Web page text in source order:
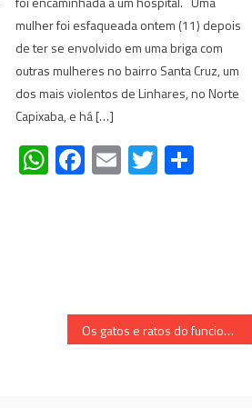
mulher foi esfaqueada ontem (11) depois
de ter se envolvido em uma briga com
outras mulheres no bairro Santa Cruz, um
dos mais violentos de Linhares, no Norte
Capixaba, e há […]
WhatsApp
Facebook
EmailTwitter
Os gatos e ratos do funcionalismo público